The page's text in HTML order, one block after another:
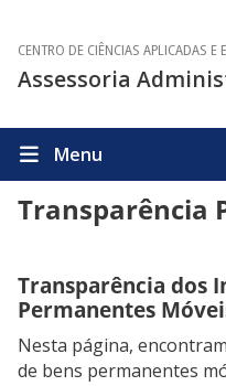
CENTRO DE CIÊNCIAS APLICADAS E
Assessoria
Menu
Transparência
Transparência dos
Permanentes
Nesta página,
de bens permanentes